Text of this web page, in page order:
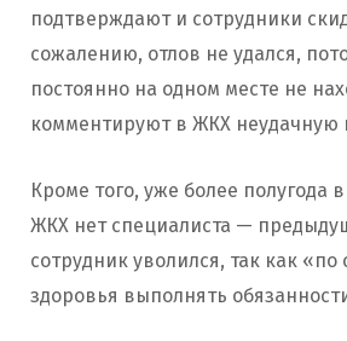
подтверждают и сотрудники
сожалению, отлов не удался,
постоянно на одном месте не
комментируют в ЖКХ неудачную
Кроме того, уже более полугода
ЖКХ нет специалиста —
сотрудник уволился, так как «по
здоровья выполнять